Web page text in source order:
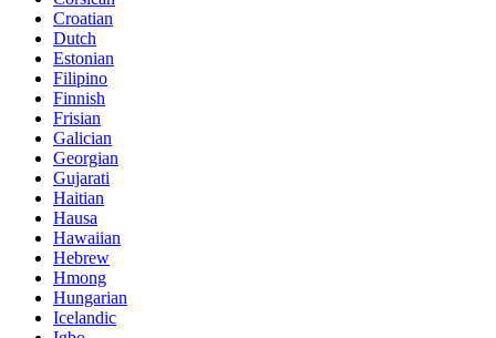
Croatian
Dutch
Estonian
Filipino
Finnish
Frisian
Galician
Georgian
Gujarati
Haitian
Hausa
Hawaiian
Hebrew
Hmong
Hungarian
Icelandic